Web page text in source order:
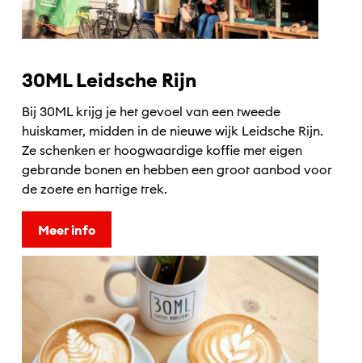
30ML Leidsche Rijn
Bij 30ML krijg je het gevoel van een tweede
huiskamer, midden in de nieuwe wijk Leidsche Rijn.
Ze schenken er hoogwaardige koffie met eigen
gebrande bonen en hebben een groot aanbod voor
de zoete en hartige trek.
Meer info